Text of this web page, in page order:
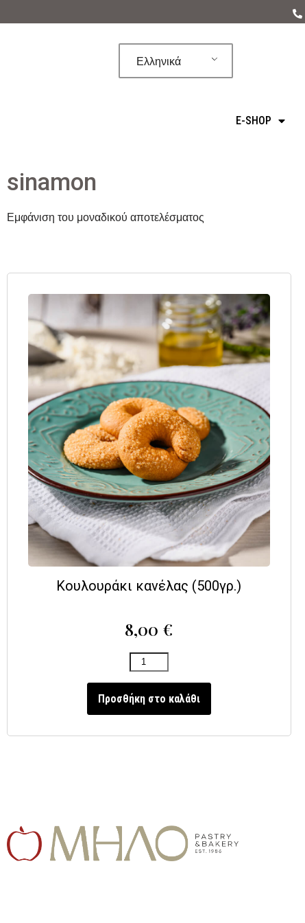
Ελληνικά
E-SHOP
sinamon
Εμφάνιση του μοναδικού αποτελέσματος
Κουλουράκι κανέλας (500γρ.)
8,00 €
Προσθήκη στο καλάθι